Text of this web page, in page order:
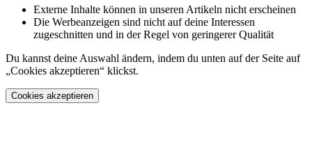
Externe Inhalte können in unseren Artikeln nicht erscheinen
Die Werbeanzeigen sind nicht auf deine Interessen
zugeschnitten und in der Regel von geringerer Qualität
Du kannst deine Auswahl ändern, indem du unten auf der Seite auf
„Cookies akzeptieren“ klickst.
Cookies akzeptieren